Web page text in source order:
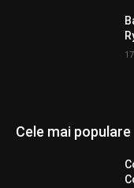
Cele mai populare